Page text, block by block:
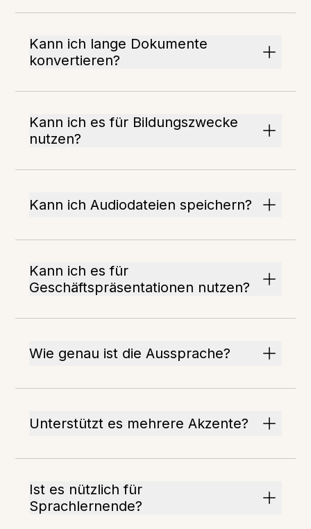
Kann ich lange Dokumente
konvertieren?
Kann ich es für Bildungszwecke
nutzen?
Kann ich Audiodateien speichern?
Kann ich es für
Geschäftspräsentationen nutzen?
Wie genau ist die Aussprache?
Unterstützt es mehrere Akzente?
Ist es nützlich für
Sprachlernende?